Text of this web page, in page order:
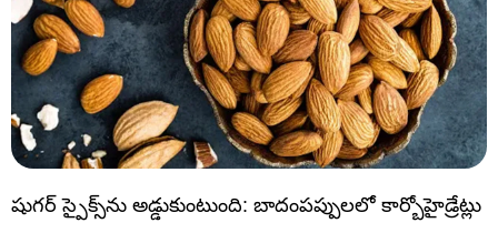
షుగర్ స్పైక్స్‌ను అడ్డుకుంటుంది: బాదంపప్పులలో కార్బోహైడ్రేట్లు